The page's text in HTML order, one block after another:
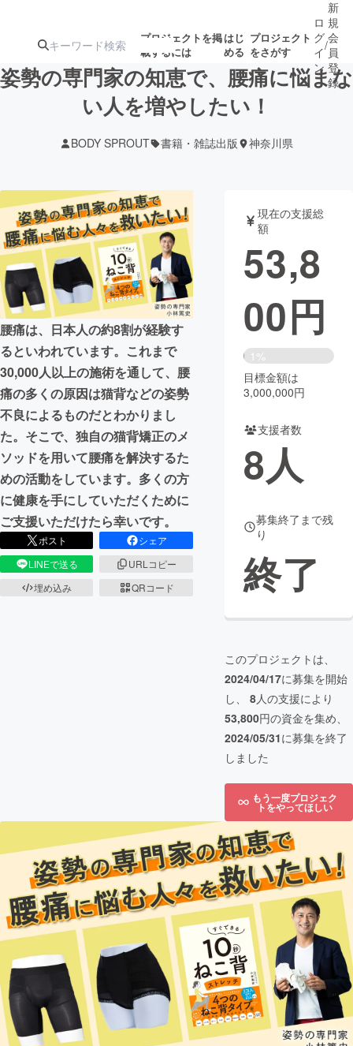
プロジェクトを掲
載するには
はじ
める
プロジェクト
をさがす
ターン
注目の新着プロ
ジェクト
募集終了が近いプ
ロジェクト
されます
アート・写真 音楽
テクノロジー・ガジェット ゲーム・
映像・映画 書籍・雑誌
ビジネス・起業 チャレンジ
まちづくり・地域活性化
CAMPFIRE for Social Good
CAMPFIRE Creation
CAMPFIREふるさと納税machi-ya コミュニティ
ロ
グ
イ
ン
/
新
規
会
員
登
録
姿勢の専門家の知恵で、腰痛に悩まな
い人を増やしたい！
BODY SPROUT 書籍・雑誌出版 神奈川県
腰痛は、日本人の約8割が経験す
るといわれています。これまで
30,000人以上の施術を通して、腰
痛の多くの原因は猫背などの姿勢
不良によるものだとわかりまし
た。そこで、独自の猫背矯正のメ
ソッドを用いて腰痛を解決するた
めの活動をしています。多くの方
に健康を手にしていただくために
ご支援いただけたら幸いです。
ポスト
シェア
LINEで送る
URLコピー
埋め込み
QRコード
現在の支援総
額
53,8
00円
1%
目標金額は
3,000,000円
支援者数
8人
募集終了まで残
り
終了
このプロジェクトは、
2024/04/17に募集を開始
し、 8人の支援により
53,800円の資金を集め、
2024/05/31に募集を終了
しました
もう一度プロジェク
トをやってほしい